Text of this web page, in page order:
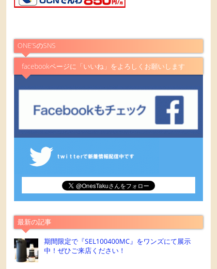
ONE’SのSNS
facebookページに「いいね」をよろしくお願いします
最新の記事
期間限定で『SEL100400MC』をワンズにて展示
中！ぜひご来店ください！